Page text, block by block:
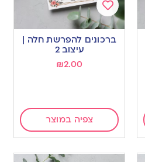
Add
to
ברכונים להפרשת חלה |
עיצוב 2
₪2.00
צפיה במוצר